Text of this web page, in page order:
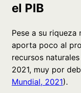
el PIB
Pese a su
aporta poco al
recursos
2021, muy por
Mundial, 2021).